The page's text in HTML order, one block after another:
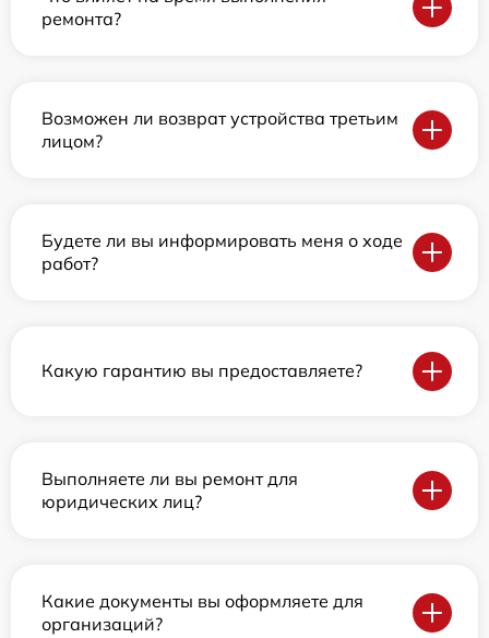
ремонта?
Возможен ли возврат устройства третьим
лицом?
Будете ли вы информировать меня о ходе
работ?
Какую гарантию вы предоставляете?
Выполняете ли вы ремонт для
юридических лиц?
Какие документы вы оформляете для
организаций?